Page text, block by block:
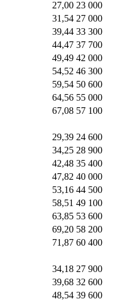
27,00 23 000
31,54 27 000
39,44 33 300
44,47 37 700
49,49 42 000
54,52 46 300
59,54 50 600
64,56 55 000
67,08 57 100
29,39 24 600
34,25 28 900
42,48 35 400
47,82 40 000
53,16 44 500
58,51 49 100
63,85 53 600
69,20 58 200
71,87 60 400
34,18 27 900
39,68 32 600
48,54 39 600